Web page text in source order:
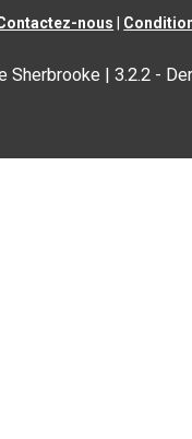
nous
Sherbrooke |3.2.2 -